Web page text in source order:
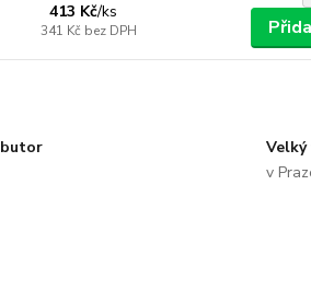
413 Kč/ks
341 Kč bez DPH
Velký
v